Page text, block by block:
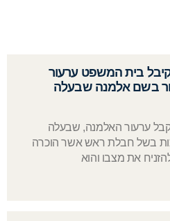
קיבל בית המשפט ערעור
בשם אלמנה שבעלה
ערעור האלמנה, שבעלה
בשל חבלת ראש אשר הוכרה
את מצבו והוא